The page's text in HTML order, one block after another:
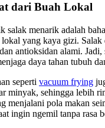
dari Buah Lokal
salak menarik adalah
lokal yang kaya gizi.
antioksidan alami.
daya tahan tubuh
seperti vacuum frying
minyak, sehingga lebih
menjalani pola makan
ingin ngemil tanpa rasa